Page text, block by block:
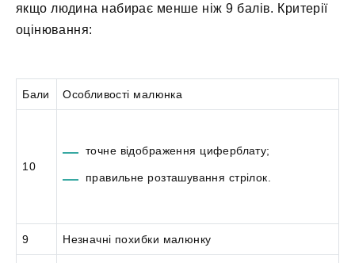
якщо людина набирає менше ніж 9 балів. Критерії
оцінювання:
Бали Особливості малюнка
10
точне відображення циферблату;
правильне розташування стрілок.
9 Незначні похибки малюнку